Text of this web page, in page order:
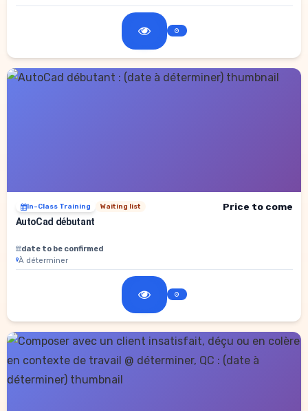
In-Class Training Waiting list
Price to come
AutoCad débutant
date to be confirmed
À déterminer